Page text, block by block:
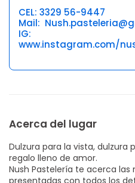
CEL: 3329 56-9447
Mail:
IG:
www.instagram.com/
Acerca del lugar
Dulzura para la vista, dulzura
regalo lleno de amor.
Nush Pastelería te acerca las
presentadas con todos los